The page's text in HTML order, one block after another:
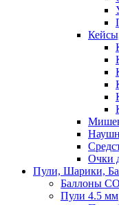
Очки
Пули, Шарики,
Баллоны
Пули 4.5 мм